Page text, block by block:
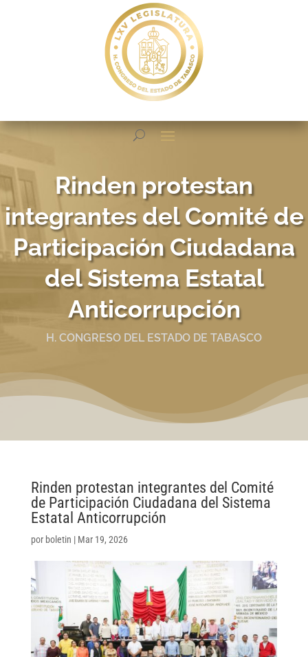
Rinden protestan
integrantes del Comité de
Participación Ciudadana
del Sistema Estatal
Anticorrupción
H. CONGRESO DEL ESTADO DE TABASCO
Rinden protestan integrantes del Comité
de Participación Ciudadana del Sistema
Estatal Anticorrupción
por boletin | Mar 19, 2026